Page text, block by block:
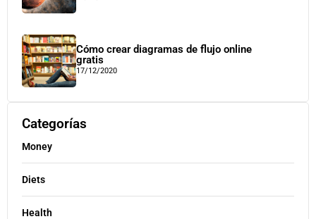
Cómo crear diagramas de flujo online
gratis
17/12/2020
Categorías
Money
Diets
Health